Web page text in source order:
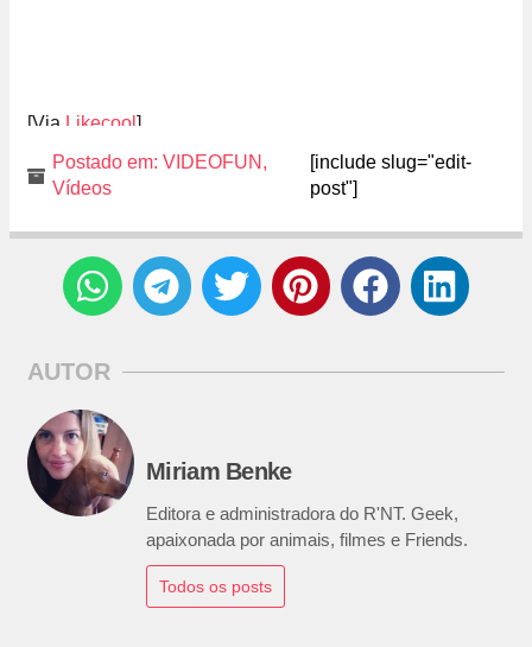
[Via Likecool]
Postado em: VIDEOFUN ,
Vídeos
[include slug="edit-
post"]
AUTOR
Miriam Benke
Editora e administradora do R'NT. Geek,
apaixonada por animais, filmes e Friends.
Todos os posts